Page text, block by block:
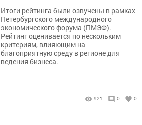
Итоги рейтинга были озвучены в рамках
Петербургского международного
экономического форума (ПМЭФ).
Рейтинг оценивается по нескольким
критериям, влияющим на
благоприятную среду в регионе для
ведения бизнеса.
921 0 0